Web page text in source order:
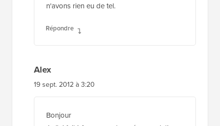
n'avons rien eu de tel.
Répondre
Alex
19 sept. 2012 à 3:20
Bonjour